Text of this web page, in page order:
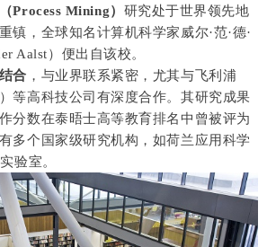
Process Mining） 研究处于世界领先地
镇，全球知名计算机科学家威尔·范·德·
Aalst）便出自该校。
合 ，与业界联系紧密，尤其与飞利浦
等高科技公司有深度合作。其研究成果
分数在泰晤士高等教育排名中曾被评为
多个国家级研究机构，如荷兰应用科学
验室。